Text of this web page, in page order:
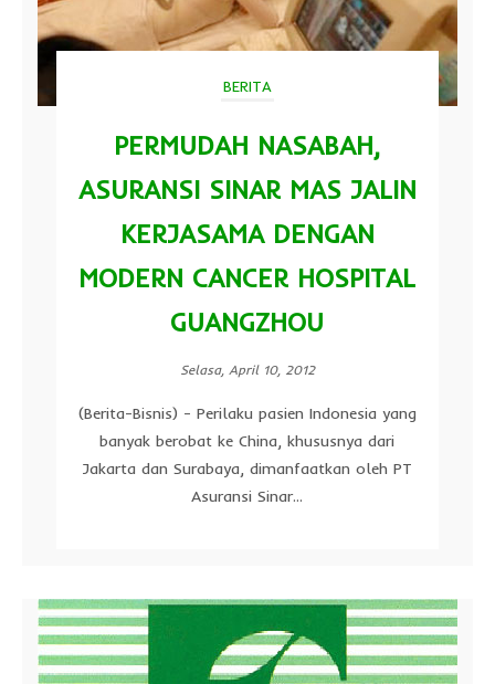
BERITA
PERMUDAH NASABAH,
ASURANSI SINAR MAS JALIN
KERJASAMA DENGAN
MODERN CANCER HOSPITAL
GUANGZHOU
Selasa, April 10, 2012
(Berita-Bisnis) - Perilaku pasien Indonesia yang
banyak berobat ke China, khususnya dari
Jakarta dan Surabaya, dimanfaatkan oleh PT
Asuransi Sinar...